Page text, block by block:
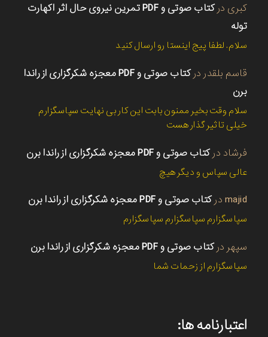
کبری در
کتاب صوتی و PDF تمرین نیروی حال اثر اکهارت
توله
سلام. لطفا پیج اینستا رو ارسال کنید
قاسم بلقدر در
کتاب صوتی و PDF معجزه شکرگزاری از راندا
برن
سلام وقت بخیر ممنون بابت این کار بی نهایت سپاسگزارم
خیلی تاثیر گذار هست
فرشاد درکتاب صوتی و PDF معجزه شکرگزاری از راندا برن
عالی سپاس و دیگر هیچ
majid درکتاب صوتی و PDF معجزه شکرگزاری از راندا برن
سپاسگزارم سپاسگزارم سپاسگزارم
سپهر درکتاب صوتی و PDF معجزه شکرگزاری از راندا برن
سپاسگزارم از زحمات شما
اعتبارنامه ها: